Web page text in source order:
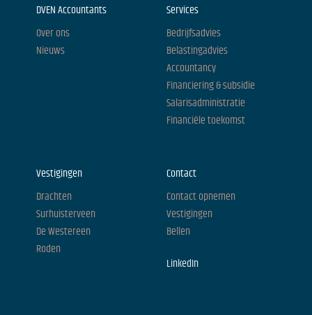
DVEN Accountants
Over ons
Nieuws
Services
Bedrijfsadvies
Belastingadvies
Accountancy
Financiering & subsidie
Salarisadministratie
Financiële toekomst
Vestigingen
Drachten
Surhuisterveen
De Westereen
Roden
Contact
Contact opnemen
Vestigingen
Bellen
LinkedIn